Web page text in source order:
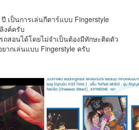
เป็นการเล่นกีตาร์แบบ Fingerstyle
งค์ครับ
สอนได้โดยไม่จำเป็นต้องมีทักษะติดตัว
ากเล่นแบบ Fingerstyle ครับ